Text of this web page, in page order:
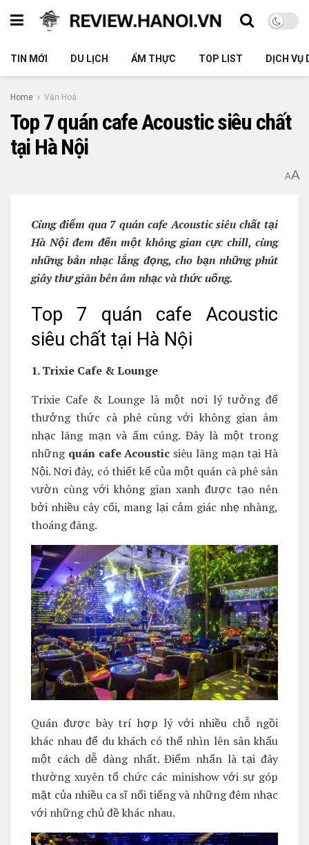
TIN MỚI DU LỊCH ẨM THỰC TOP LIST DỊCH VỤ
Home Văn Hoá
Top 7 quán cafe Acoustic siêu chất
tại Hà Nội
AA
Cùng điểm qua 7 quán cafe Acoustic siêu chất tại
Hà Nội đem đến một không gian cực chill, cùng
những bản nhạc lắng đọng, cho bạn những phút
giây thư giãn bên âm nhạc và thức uống.
Top 7 quán cafe Acoustic
siêu chất tại Hà Nội
1. Trixie Cafe & Lounge
Trixie Cafe & Lounge là một nơi lý tưởng để
thưởng thức cà phê cùng với không gian âm
nhạc lãng mạn và ấm cúng. Đây là một trong
những quán cafe Acoustic siêu lãng mạn tại Hà
Nội. Nơi đây, có thiết kế của một quán cà phê sân
vườn cùng với không gian xanh được tạo nên
bởi nhiều cây cối, mang lại cảm giác nhẹ nhàng,
thoáng đãng.
Quán được bày trí hợp lý với nhiều chỗ ngồi
khác nhau để du khách có thể nhìn lên sân khấu
một cách dễ dàng nhất. Điểm nhấn là tại đây
thường xuyên tổ chức các minishow với sự góp
mặt của nhiều ca sĩ nổi tiếng và những đêm nhạc
với những chủ đề khác nhau.